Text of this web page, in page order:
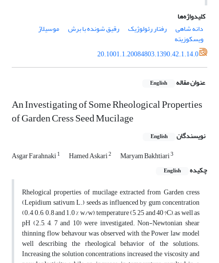
کلیدواژه‌ها
دانه شاهی
رفتار رئولوژیک رقیق شونده با برش موسیلاژ
ویسکوزیته
20.1001.1.20084803.1390.42.1.14.0
عنوان مقاله English
An Investigating of Some Rheological Properties
of Garden Cress Seed Mucilage
نویسندگان English
Asgar Farahnaki1 Hamed Askari2 Maryam Bakhtiari3
چکیده English
Rhelogical properties of mucilage extracted from Garden cress
(Lepidium sativum L.) seeds as influenced by gum concentration
(0.4, 0.6, 0.8 and 1.0 % w/w), temperature (5, 25 and 40 ?C), as well as
pH (2.5, 4, 7 and 10) were investigated. Non-Newtonian shear
thinning flow behavour was observed with the Power law model
well describing the rheological behavior of the solutions.
Increasing the solution concentrations increased the viscosity and